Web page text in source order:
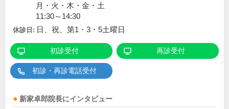
月・火・木・金・土
11:30～14:30
休診日: 日、祝、第1・3・5土曜日
初診受付 再診受付
初診・再診電話受付
新家卓郎院長にインタビュー